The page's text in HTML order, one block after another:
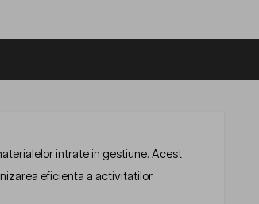
intrate in gestiune. Acest
eficienta a activitatilor